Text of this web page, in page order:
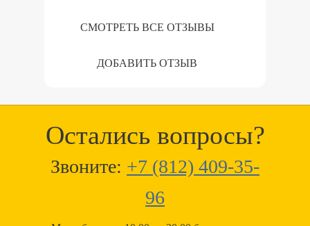
СМОТРЕТЬ ВСЕ ОТЗЫВЫ
ДОБАВИТЬ ОТЗЫВ
Остались вопросы?
Звоните: +7 (812) 409-35-
96